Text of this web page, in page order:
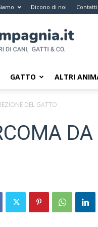
Dicono di noi Contatti
GATTO ALTRI
DEL GATTO